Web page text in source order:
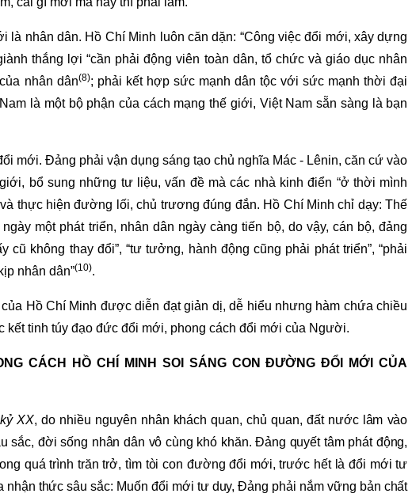
là nhân dân. Hồ Chí Minh luôn căn dặn: “Công việc đổi mới, xây dựng
thắng lợi “cần phải động viên toàn dân, tổ chức và giáo dục nhân
nhân dân(8); phải kết hợp sức mạnh dân tộc với sức mạnh thời đại
là một bộ phận của cách mạng thế giới, Việt Nam sẵn sàng là bạn
mới. Đảng phải vận dụng sáng tạo chủ nghĩa Mác - Lênin, căn cứ vào
bổ sung những tư liệu, vấn đề mà các nhà kinh điển “ở thời mình
thực hiện đường lối, chủ trương đúng đắn. Hồ Chí Minh chỉ dạy: Thế
một phát triển, nhân dân ngày càng tiến bộ, do vậy, cán bộ, đảng
cũ không thay đổi”, “tư tưởng, hành động cũng phải phát triển”, “phải
nhân dân”(10).
Hồ Chí Minh được diễn đạt giản dị, dễ hiểu nhưng hàm chứa chiều
kết tinh túy đạo đức đổi mới, phong cách đổi mới của Người.
CÁCH HỒ CHÍ MINH SOI SÁNG CON ĐƯỜNG ĐỔI MỚI CỦA
XX, do nhiều nguyên nhân khách quan, chủ quan, đất nước lâm vào
sắc, đời sống nhân dân vô cùng khó khăn. Đảng quyết tâm phát động,
quá trình trăn trở, tìm tòi con đường đổi mới, trước hết là đổi mới tư
thức sâu sắc: Muốn đổi mới tư duy, Đảng phải nắm vững bản chất